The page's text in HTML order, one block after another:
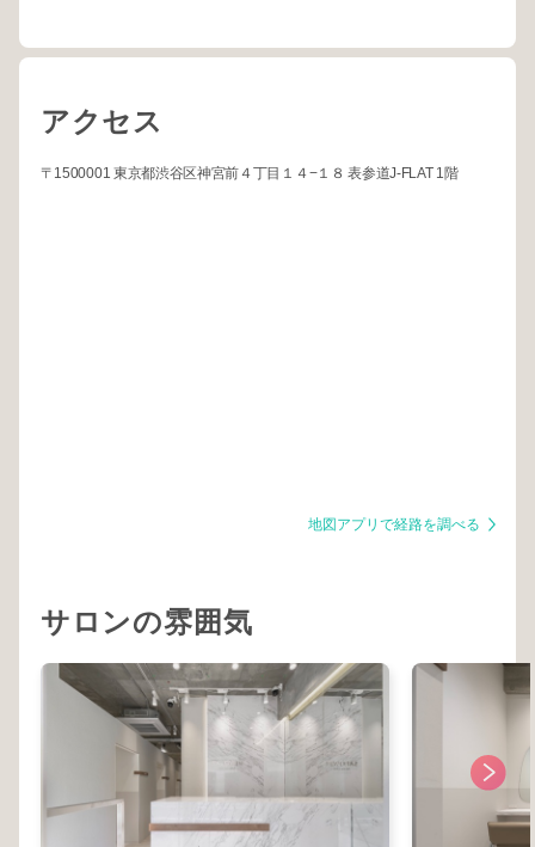
アクセス
〒1500001 東京都渋谷区神宮前４丁目１４−１８ 表参道J-FLAT 1階
地図アプリで経路を調べる
サロンの雰囲気